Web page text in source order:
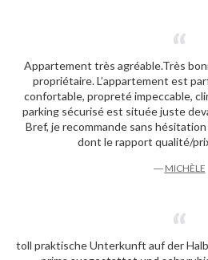
Appartement très agréable.Très
propriétaire. L’appartement est
confortable, propreté impeccable,
parking sécurisé est située juste
Bref, je recommande sans
dont le rapport qualité/
― MICHÈLE
toll praktische Unterkunft auf der